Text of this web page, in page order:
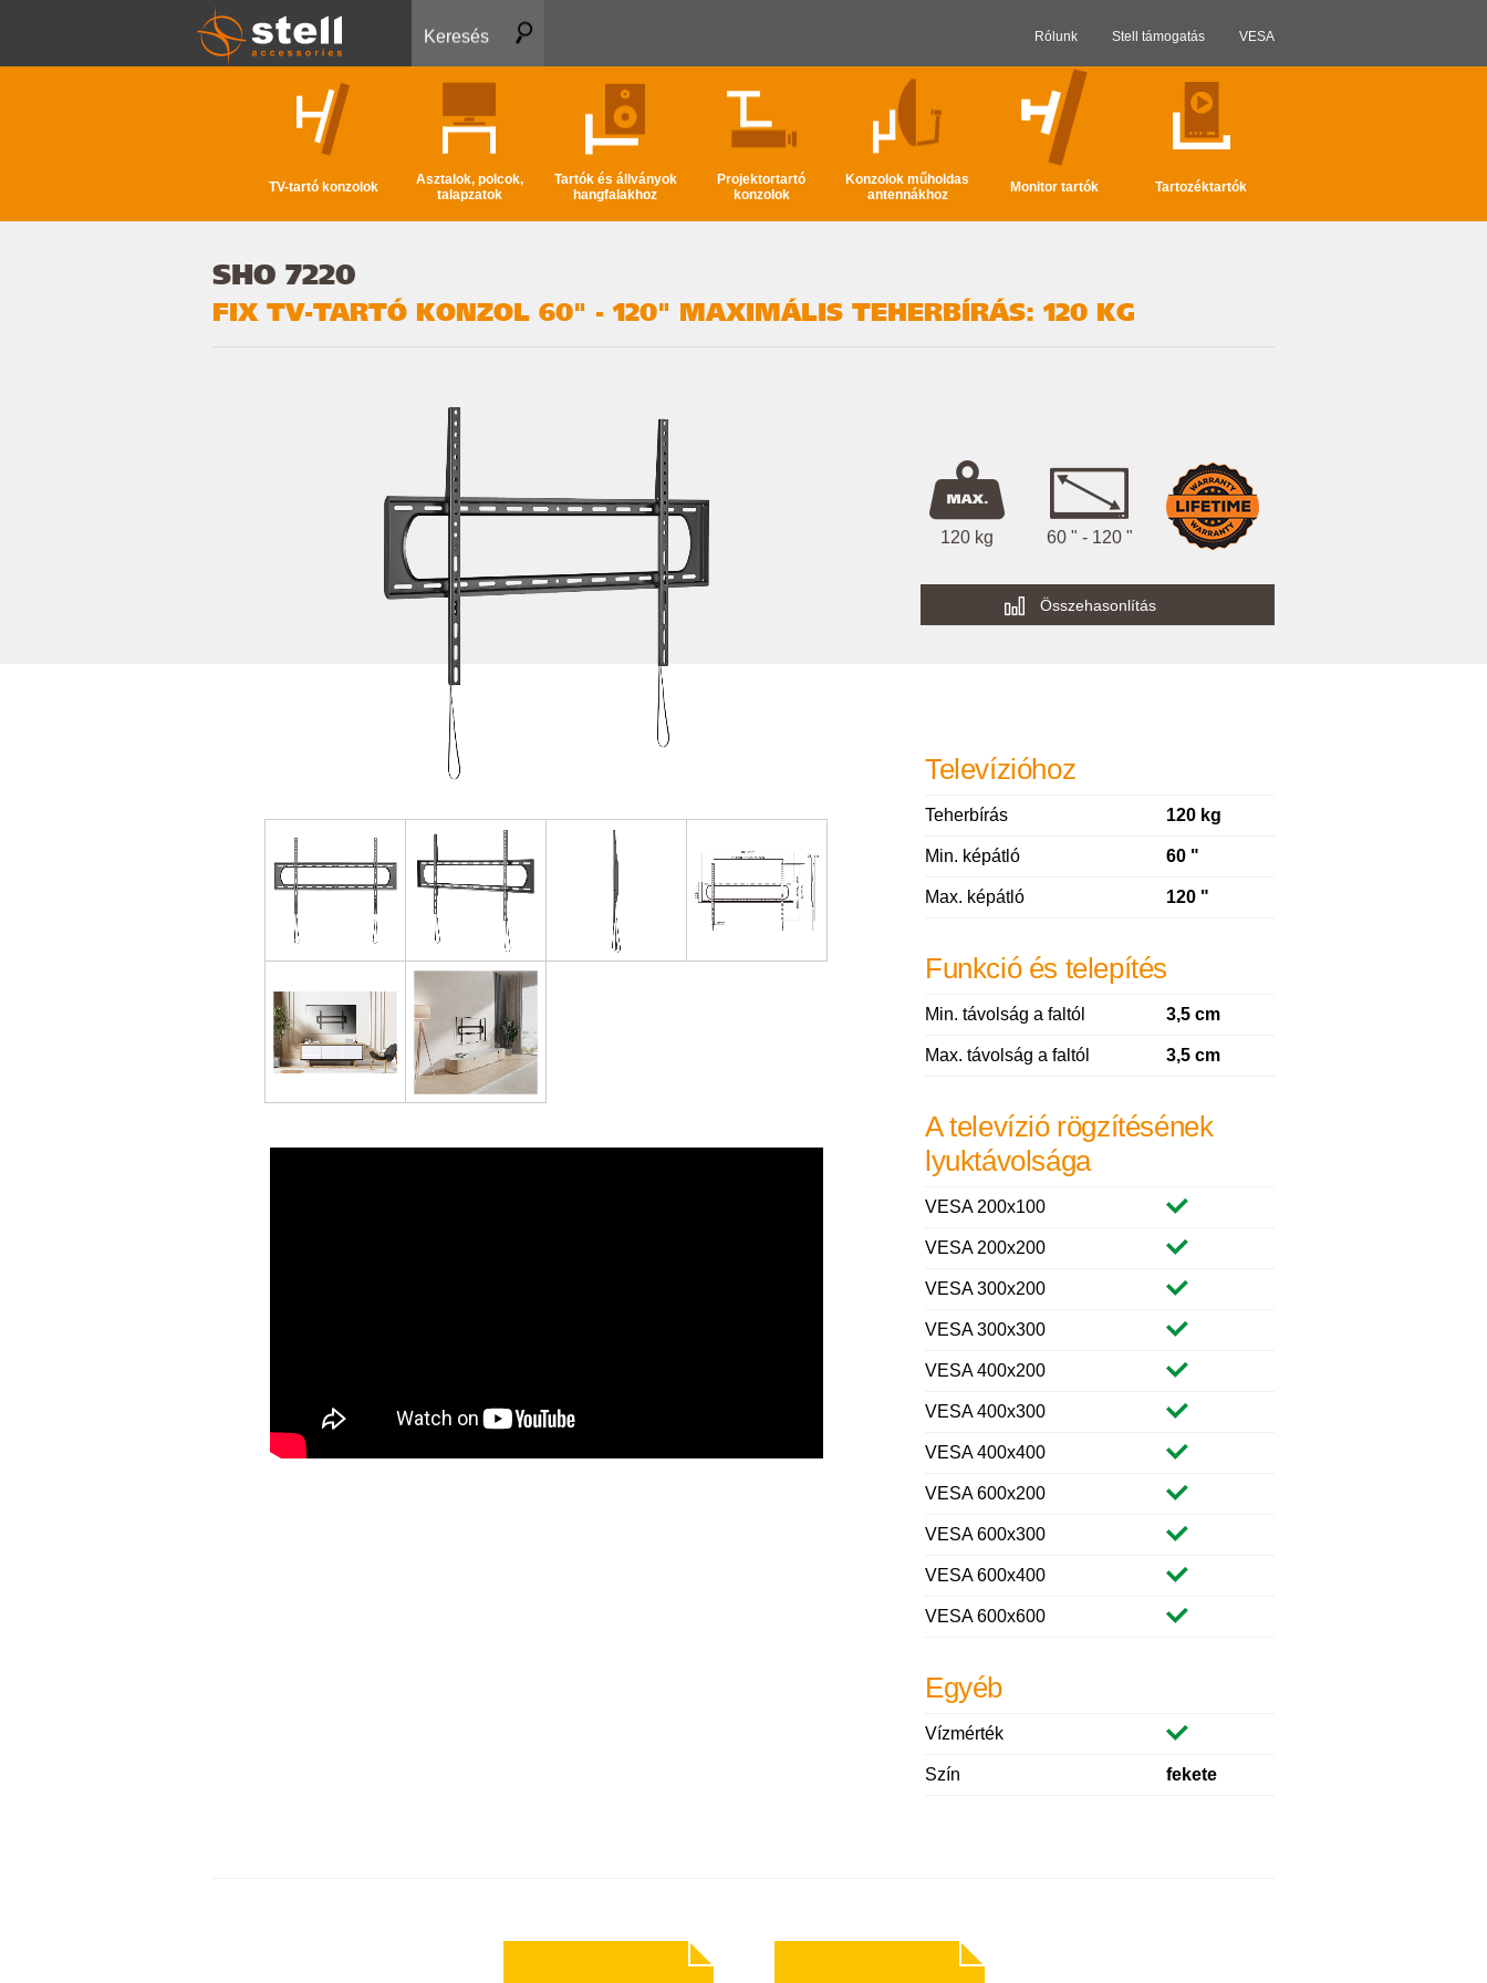
Keresés
TV-tartó konzolok
Asztalok, polcok,
talapzatok
Tartók és állványok
hangfalakhoz
Projektortartó
konzolok
Konzolok műholdas
antennákhoz
Monitor tartók Tartozéktartók
Rólunk Stell támogatás VESA
SHO 7220
FIX TV-TARTÓ KONZOL 60" - 120" MAXIMÁLIS TEHERBÍRÁS: 120 KG
Összehasonlítás
120 kg 60 " - 120 "
Televízióhoz
Teherbírás 120 kg
Min. képátló 60 "
Max. képátló 120 "
Funkció és telepítés
Min. távolság a faltól 3,5 cm
Max. távolság a faltól 3,5 cm
A televízió rögzítésének
lyuktávolsága
VESA 200x100
VESA 200x200
VESA 300x200
VESA 300x300
VESA 400x200
VESA 400x300
VESA 400x400
VESA 600x200
VESA 600x300
VESA 600x400
VESA 600x600
Egyéb
Vízmérték
Szín fekete